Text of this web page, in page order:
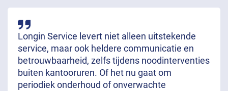
Longin Service levert niet alleen uitstekende
service, maar ook heldere communicatie en
betrouwbaarheid, zelfs tijdens noodinterventies
buiten kantooruren. Of het nu gaat om
periodiek onderhoud of onverwachte